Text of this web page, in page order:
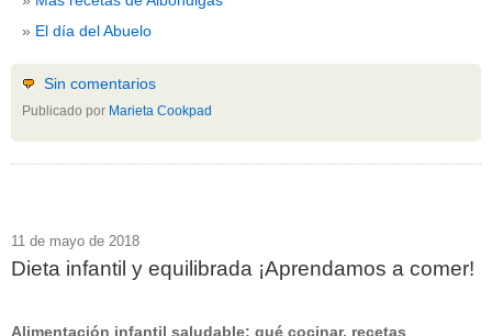
El día del Abuelo
Sin comentarios
Publicado por Marieta Cookpad
11 de mayo de 2018
Dieta infantil y equilibrada ¡Aprendamos a comer!
Alimentación infantil saludable: qué cocinar, recetas